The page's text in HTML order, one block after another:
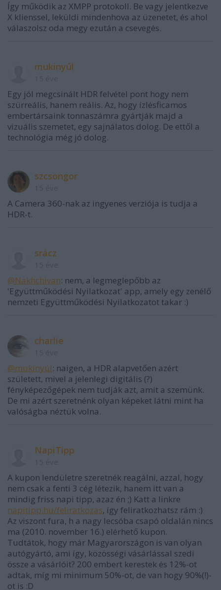
Így működik az XMPP protokoll. Be vagy jelentkezve
X klienssel, leküldi mindenhova az üzenetet, és ahol
válaszolsz oda megy ezután a csevegés.
mukinyúl
Egy jól megcsinált HDR felvétel pont hogy nem
szürreális, hanem reális. Az, hogy ízlésficamos
embertársaink tonnaszámra gyártják majd a
vizuális szemetet, egy sajnálatos dolog. De ettől a
technológia még jó dolog.
szcsongor
A Camera 360-nak az ingyenes verziója is tudja a
HDR-t.
srácz
@Nakhchivan: nem, a legmeglepőbb az
'Együttműködési Nyilatkozat' app, amely egy zenélő
nemzeti Együttműködési Nyilatkozatot takar :)
charlie
@mukinyúl: naigen, a HDR alapvetően azért
született, mivel a jelenlegi digitális (?)
fényképezőgépek nem tudják azt, amit a szemünk.
De mi azért szeretnénk olyan képeket látni mint ha
valóságba néztük volna.
NapiTipp
A kupon lendületre szeretnék reagálni, azzal, hogy
nem csak a fenti 3 cég létezik, hanem itt van a
mindig friss napi tipp, azaz én ;) Katt a linkre
napitipp.hu/feliratkozas, így feliratkozhatsz rám :)
Az viszont fura, h a nagy lecsóba csapó oldalán nincs
ma (2010. november 16.) elérhető kupon.
Tudtátok, hogy már Magyarországon is van olyan
autógyártó, ami így, közösségi vásárlással szedi
össze a vásárlóit? 200 embert kerestek és 12%-ot
adtak, míg mi minimum 50%-ot, de van hogy 90%(!)-
ot is :D